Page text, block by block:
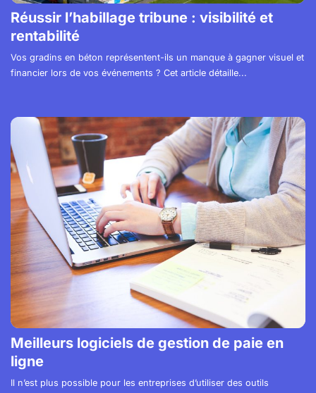
Réussir l’habillage tribune : visibilité et
rentabilité
Vos gradins en béton représentent-ils un manque à gagner visuel et
financier lors de vos événements ? Cet article détaille...
Meilleurs logiciels de gestion de paie en
ligne
Il n’est plus possible pour les entreprises d’utiliser des outils